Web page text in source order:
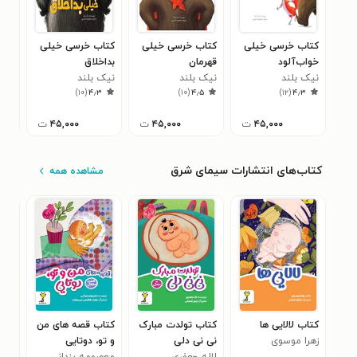
کتاب خرسی خیلی
خواب‌آلود
نیک بلند
۴٫۳(۱۲)
۴۵,۰۰۰ ت
کتاب خرسی خیلی
قهرمان
نیک بلند
۴٫۵(۱۰)
۴۵,۰۰۰ ت
کتاب خرسی خیلی
بداخلاق
نیک بلند
۴٫۳(۱۰)
۴۵,۰۰۰ ت
کتاب‌های انتشارات سیمای شرق مشاهده همه
کتاب لالایی ها
زهرا موسوی
کتاب تولدت مبارک
نی نی دلی
کتاب قصه های من
و تو، دوتایی